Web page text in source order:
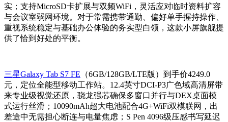
实；支持MicroSD卡扩展与双频WiFi，灵活应对临时资料扩容
与会议室弱网环境。对于常需携带通勤、偏好单手握持操作、
重视系统稳定与基础办公体验的务实型白领，这款小屏旗舰提
供了恰到好处的平衡。
三星Galaxy Tab S7 FE （6GB/128GB/LTE版）到手价4249.0
元，定位全能型移动工作站。12.4英寸DCI-P3广色域高清屏带
来专业级视觉还原，骁龙强芯确保多窗口并行与DEX桌面模
式运行丝滑；10090mAh超大电池配合4G+WiFi双模联网，出
差途中无需担心断连与电量焦虑；S Pen 4096级压感书写延迟